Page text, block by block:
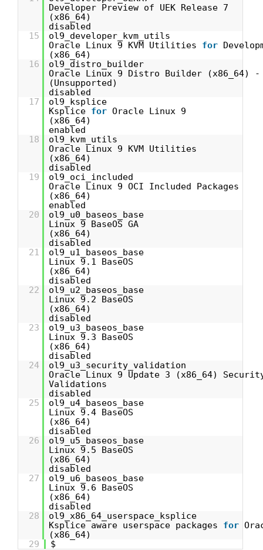
Developer Preview of UEK Release 7
disabled
15
Oracle Linux 9 KVM Utilities for
(x86_64)
16
Oracle Linux 9 Distro Builder (x86_64) -
disabled
17
Ksplice for Oracle Linux 9
enabled
18
Oracle Linux 9 KVM Utilities
disabled
19
Oracle Linux 9 OCI Included Packages
enabled
20
Linux 9 BaseOS GA
disabled
21
Linux 9.1 BaseOS
disabled
22
Linux 9.2 BaseOS
disabled
23
Linux 9.3 BaseOS
disabled
24
Oracle Linux 9 Update 3 (x86_64)
disabled
25
Linux 9.4 BaseOS
disabled
26
Linux 9.5 BaseOS
disabled
27
Linux 9.6 BaseOS
disabled
28
Ksplice aware userspace packages for
(x86_64)
29
$